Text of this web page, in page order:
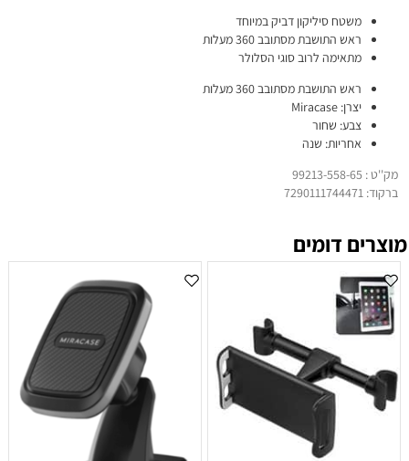
משטח סיליקון דביק במיוחד
ראש התושבת מסתובב 360 מעלות
מתאימה לרוב סוגי הסלולר
ראש התושבת מסתובב 360 מעלות
יצרן: Miracase
צבע: שחור
אחריות: שנה
מק''ט : 99213-558-65
ברקוד: 7290111744471
מוצרים דומים